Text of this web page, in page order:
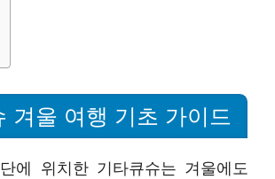
겨울 여행 기초 가이드
에 위치한 기타큐슈는 겨울에도